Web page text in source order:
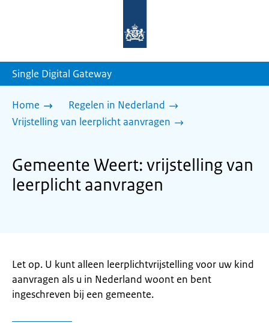
homepage
Single Digital Gateway
Home
Regelen in Nederland
Vrijstelling van leerplicht aanvragen
Gemeente Weert: vrijstelling van
leerplicht aanvragen
Let op. U kunt alleen leerplichtvrijstelling voor uw kind
aanvragen als u in Nederland woont en bent
ingeschreven bij een gemeente.